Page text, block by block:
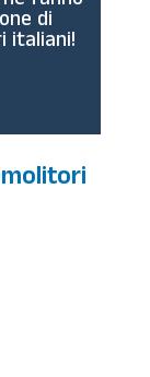
di
italiani!